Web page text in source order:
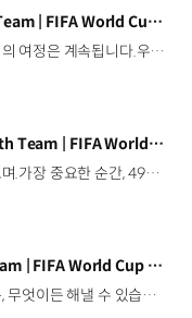
Forever 49th | 49th Team | FIFA World Cup 2026™
월드컵은 끝나지만, 우리의 여정은 계속됩니다.우리는 영원한 49번째 팀입니다. 자세히 보기 ▶ #Kia #InspirationConnectsUsAll #49thTeam #OMBC #FIFAWorldCup2026 유튜브 쇼츠 보기 >
Legends Verdict | 49th Team | FIFA World Cup 2026™
잊지 못할 여정을 돌아보며.가장 중요한 순간, 49번째 팀이 공을 건네며 완벽하게 임무를 해낸 그 순간을 함께 돌아봅니다. 자세히 보기 ▶ #Kia #InspirationConnectsUsAll #49thTeam #OMBC #FIFAWorldCup2026 유튜브 쇼츠 보기 >
Class of ’26 | 49th Team | FIFA World Cup 2026™
영감으로 하나 된 우리는, 무엇이든 해낼 수 있습니다.세계 곳곳에서 모인 2026년의 주인공들이 FIFA 월드컵™ 오피셜 매치볼 캐리어로 꿈의 무대에 섰습니다. 자세히 보기 ▶ #Kia #InspirationConnectsUsAll #49thTeam #OMBC #FIFAWorldCup2026 유튜브 쇼츠 보기 >